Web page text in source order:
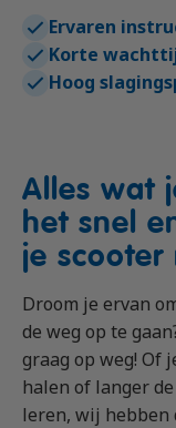
Rijbewijs D (Bus)
Bus met aanhanger
Taxi (Opleiding
Training elektrische
OGS+ Opleiding
Reachtruck
VCA
Praktijktrainer (PTN)
Taaltraining Engels
Ervaren
Korte
Hoog
Alles wat
het snel
je scooter
Droom je ervan
de weg op te
graag op weg! Of
halen of langer
leren, wij hebben